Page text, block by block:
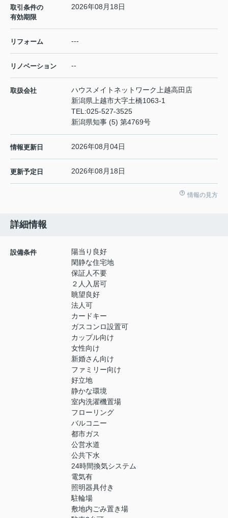
取引条件の
有効期限
2026年08月18日
リフォーム ---
リノベーション --
取扱会社
ハウスメイトネットワーク上越高田店
新潟県上越市大字土橋1063-1
TEL:025-527-3525
新潟県知事 (5) 第4769号
情報更新日 2026年08月04日
更新予定日 2026年08月18日
情報の見方
詳細情報
設備条件
陽当り良好
閑静な住宅地
保証人不要
２人入居可
眺望良好
法人可
カードキー
ガスコンロ設置可
カップル向け
女性向け
新婚さん向け
ファミリー向け
好立地
静かな環境
室内洗濯機置場
フローリング
バルコニー
都市ガス
公営水道
公共下水
24時間換気システム
電気有
照明器具付き
駐輪場
敷地内ごみ置き場